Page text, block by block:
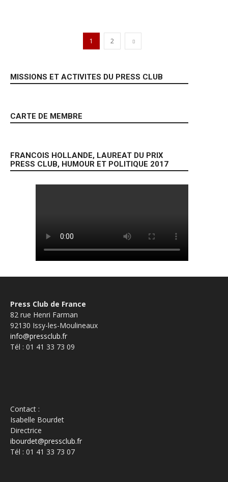
1 2
MISSIONS ET ACTIVITES DU PRESS CLUB
CARTE DE MEMBRE
FRANCOIS HOLLANDE, LAUREAT DU PRIX
PRESS CLUB, HUMOUR ET POLITIQUE 2017
Press Club de France
82 rue Henri Farman
92130 Issy-les-Moulineaux
info@pressclub.fr
Tél : 01 41 33 73 09
Contact :
Isabelle Bourdet
Directrice
ibourdet@pressclub.fr
Tél : 01 41 33 73 07